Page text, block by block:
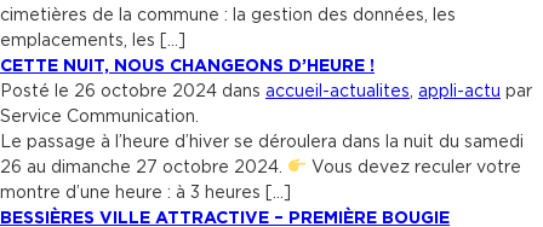
cimetières de la commune : la gestion des données, les
emplacements, les […]
CETTE NUIT, NOUS CHANGEONS D’HEURE !
Posté le 26 octobre 2024 dans accueil-actualites appli-actu par
Service Communication.
Le passage à l’heure d’hiver se déroulera dans la nuit du samedi
26 au dimanche 27 octobre 2024.
Vous devez reculer votre
montre d’une heure : à 3 heures […]
BESSIÈRES VILLE ATTRACTIVE – PREMIÈRE BOUGIE